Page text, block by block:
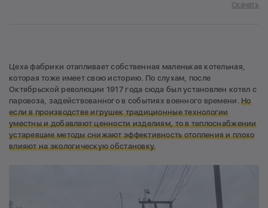
Скачать
Цеха фабрики отапливает собственная маленькая котельная,
которая тоже имеет свою историю. По слухам, после
Октябрьской революции 1917 года сюда был установлен котел с
паровоза, задействованного в событиях военного времени.Но
если в производстве игрушек традиционные технологии
уместны и добавляют ценности изделиям, то в теплоснабжении
устаревшие методы снижают эффективность отопления и плохо
влияют на экологическую обстановку.